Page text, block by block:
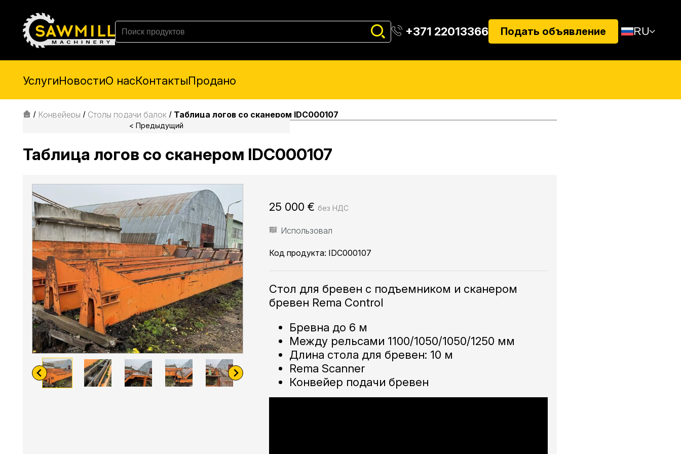
+371 22013366 Подать объявление RU
УслугиНовостиО насКонтактыПродано
/ Конвейеры / Столы подачи балок / Таблица логов со сканером IDC000107
< Предыдущий
Таблица логов со сканером IDC000107
25 000€ без НДС
Использовал
Код продукта: IDC000107
Стол для бревен с подъемником и сканером
бревен Rema Control
Бревна до 6 м
Между рельсами 1100/1050/1050/1250 мм
Длина стола для бревен: 10 м
Rema Scanner
Конвейер подачи бревен